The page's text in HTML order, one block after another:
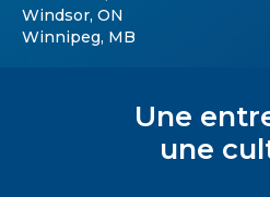
Une
une
Windsor, ON
Winnipeg, MB